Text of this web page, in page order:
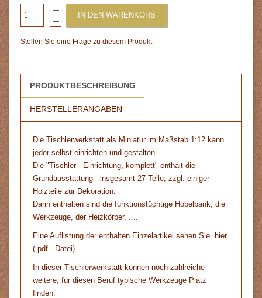
IN DEN WARENKORB
Stellen Sie eine Frage zu diesem Produkt
PRODUKTBESCHREIBUNG
HERSTELLERANGABEN
Die Tischlerwerkstatt als Miniatur im Maßstab 1:12 kann
jeder selbst einrichten und gestalten.
Die "Tischler - Einrichtung, komplett" enthält die
Grundausstattung - insgesamt 27 Teile, zzgl. einiger
Holzteile zur Dekoration.
Darin enthalten sind die funktionstüchtige Hobelbank, die
Werkzeuge, der Heizkörper, ....
Eine Auflistung der enthalten Einzelartikel sehen Sie
hier
(.pdf - Datei).
In dieser Tischlerwerkstatt können noch zahlreiche
weitere, für diesen Beruf typische Werkzeuge Platz
finden.